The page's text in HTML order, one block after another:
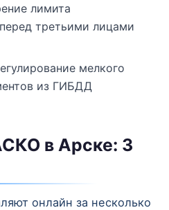
лимита
третьими лицами
мелкого
из ГИБДД
в Арске: 3
онлайн за несколько